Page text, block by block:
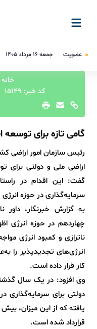
عضویت جمعه ۱۶ مرداد ۱۴۰۵
خانه
کد خبر: 15149
گامی تازه برای
اراضی ملی و دولتی برای
گفت: این اقدام در
سرمایه‌گذاری در حوزه
به گزارش خبرنگار،
چهاردهم در حوزه انرژی
ناترازی و کمبود انرژی
انرژی‌های تجدیدپذیر را
کار قرار داده است.
دولتی برای
قرارداد شده است.